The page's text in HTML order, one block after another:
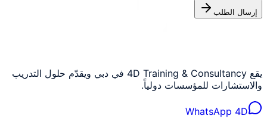
إرسال الطلب
يقع 4D Training & Consultancy في دبي ويقدّم حلول التدريب
والاستشارات للمؤسسات دولياً.
WhatsApp 4D